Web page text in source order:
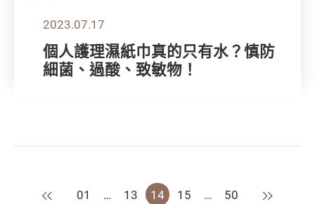
2023.07.17
個人護理濕紙巾真的只有水？慎防
細菌、過酸、致敏物！
上一頁
01 … 13 14 15 … 50 下一頁